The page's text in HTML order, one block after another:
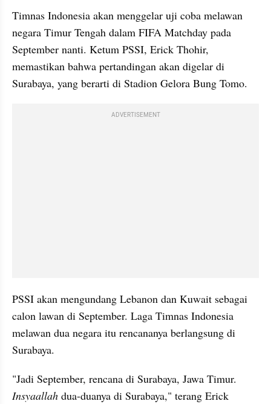
Timnas Indonesia akan menggelar uji coba melawan
negara Timur Tengah dalam FIFA Matchday pada
September nanti. Ketum PSSI, Erick Thohir,
memastikan bahwa pertandingan akan digelar di
Surabaya, yang berarti di Stadion Gelora Bung Tomo.
ADVERTISEMENT
PSSI akan mengundang Lebanon dan Kuwait sebagai
calon lawan di September. Laga Timnas Indonesia
melawan dua negara itu rencananya berlangsung di
Surabaya.
Insyaallah dua-duanya di Surabaya," terang Erick